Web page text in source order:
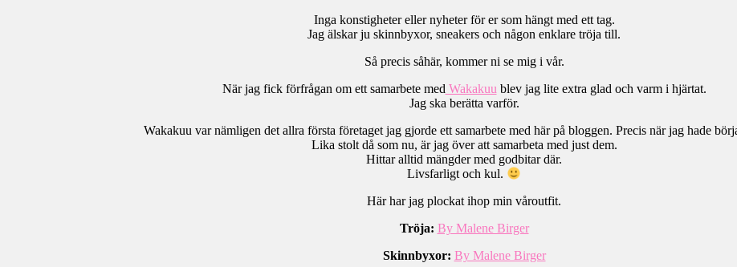
Inga konstigheter eller nyheter för er som hängt med ett tag.
Jag älskar ju skinnbyxor, sneakers och någon enklare tröja till.
Så precis såhär, kommer ni se mig i vår.
När jag fick förfrågan om ett samarbete med Wakakuu blev jag lite extra glad och varm i hjärtat.
Jag ska berätta varför.
Wakakuu var nämligen det allra första företaget jag gjorde ett samarbete med här på bloggen. Precis när jag hade
Lika stolt då som nu, är jag över att samarbeta med just dem.
Hittar alltid mängder med godbitar där.
Livsfarligt och kul.
Här har jag plockat ihop min våroutfit.
Tröja: By Malene Birger
Skinnbyxor: By Malene Birger